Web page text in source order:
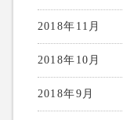
2018年11月
2018年10月
2018年9月